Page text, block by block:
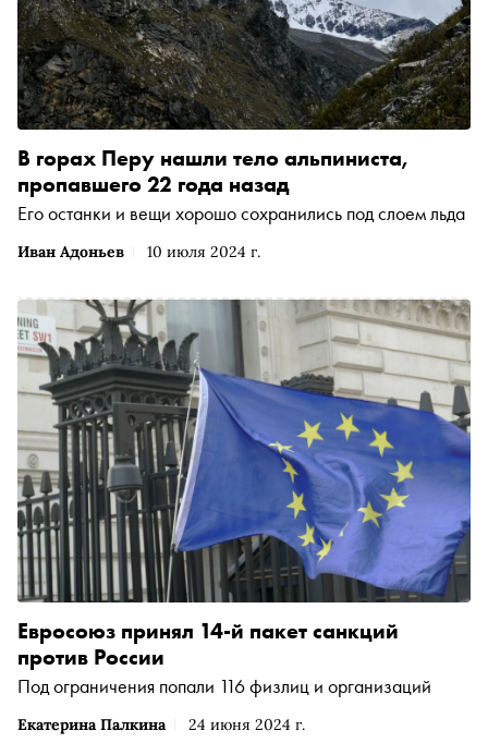
Иван Адоньев 10 июля 2024 г.
В горах Перу нашли тело альпиниста,
пропавшего 22 года назад
Его останки и вещи хорошо сохранились под слоем льда
Екатерина Палкина 24 июня 2024 г.
Евросоюз принял 14-й пакет санкций
против России
Под ограничения попали 116 физлиц и организаций